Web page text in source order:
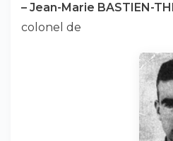
– Jean-Marie BASTIEN-
colonel de